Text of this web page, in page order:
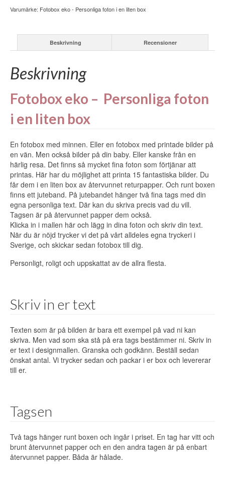
box
Varumärke: Fotobox eko - Personliga foton i en liten box
Beskrivning Recensioner
Beskrivning
Fotobox eko – Personliga foton
i en liten box
En fotobox med minnen. Eller en fotobox med printade bilder på
en vän. Men också bilder på din baby. Eller kanske från en
härlig resa. Det finns så mycket fina foton som förtjänar att
printas. Här har du möjlighet att printa 15 fantastiska bilder. Du
får dem i en liten box av återvunnet returpapper. Och runt boxen
finns ett juteband. På jutebandet hänger två fina tags med din
egna personliga text. Där kan du skriva precis vad du vill.
Tagsen är på återvunnet papper dem också.
Klicka in i mallen här och lägg in dina foton och skriv din text.
När du är nöjd trycker vi det på vårt alldeles egna tryckeri i
Sverige, och skickar sedan fotobox till dig.
Personligt, roligt och uppskattat av de allra flesta.
Skriv in er text
Texten som är på bilden är bara ett exempel på vad ni kan
skriva. Men vad som ska stå på era tags bestämmer ni. Skriv in
er text i designmallen. Granska och godkänn. Beställ sedan
önskat antal. Vi trycker sedan och packar i er box och levererar
till er.
Tagsen
Två tags hänger runt boxen och ingår i priset. En tag har vitt och
brunt återvunnet papper och en den andra tagen är på enbart
återvunnet papper. Båda är hålade.